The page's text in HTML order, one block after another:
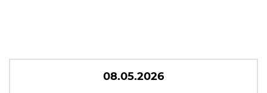
08.05.2026